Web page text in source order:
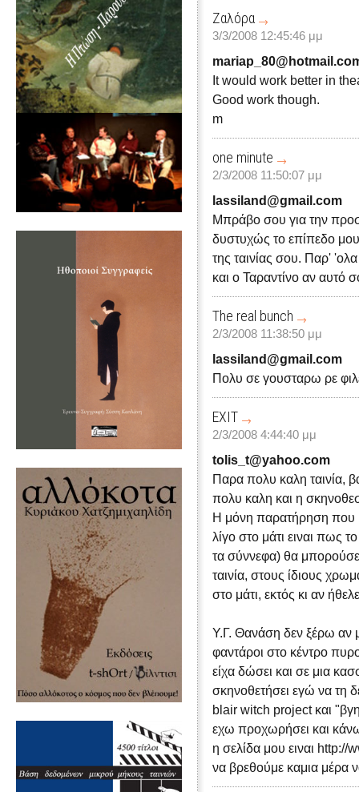
Ζαλόρα
3/3/2008 12:45:46 μμ
It would work better in
Good work though.
m
one minute
2/3/2008 11:50:07 μμ
lassiland@gmail.com
Μπράβο σου για την
δυστυχώς το επίπεδο
της ταινίας σου. Παρ'
και ο Ταραντίνο αν αυτό
The real bunch
2/3/2008 11:38:50 μμ
lassiland@gmail.com
Πολυ σε γουσταρω ρε
EXIT
2/3/2008 4:44:40 μμ
tolis_t@yahoo.com
Παρα πολυ καλη ταινία,
πολυ καλη και η
Η μόνη παρατήρηση που
λίγο στο μάτι ειναι πως
τα σύννεφα) θα μπορούσε
ταινία, στους ίδιους
στο μάτι, εκτός κι αν
Υ.Γ. Θανάση δεν ξέρω αν
φαντάροι στο κέντρο
είχα δώσει και σε μια
σκηνοθετήσει εγώ να τη
blair witch project και
εχω προχωρήσει και
η σελίδα μου ειναι
να βρεθούμε καμια μέρα